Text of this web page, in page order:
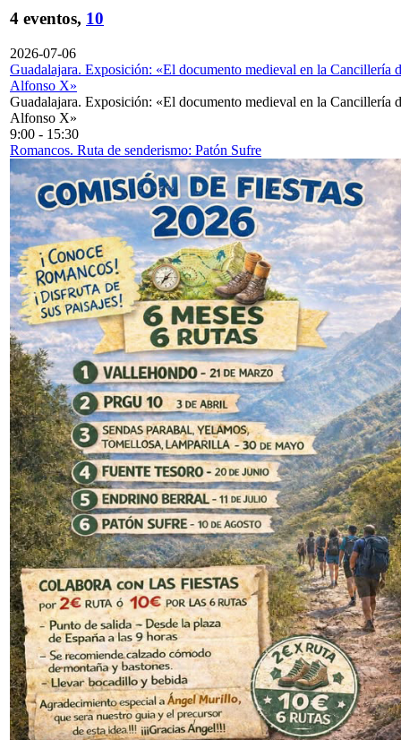
4 eventos, 10
2026-07-06
Guadalajara. Exposición: «El documento medieval en la Cancillería
Alfonso X»
Guadalajara. Exposición: «El documento medieval en la Cancillería
Alfonso X»
9:00 - 15:30
Romancos. Ruta de senderismo: Patón Sufre